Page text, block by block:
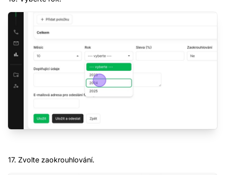
17. Zvolte zaokrouhlování.